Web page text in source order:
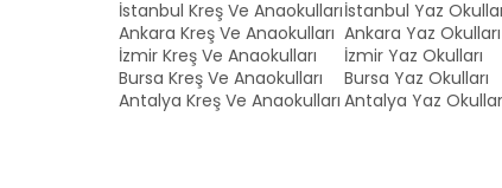
İstanbul Kreş Ve Anaokulları
Ankara Kreş Ve Anaokulları
İzmir Kreş Ve Anaokulları
Bursa Kreş Ve Anaokulları
Antalya Kreş Ve Anaokulları
İstanbul Yaz
Ankara Yaz Okulları
İzmir Yaz Okulları
Bursa Yaz Okulları
Antalya Yaz